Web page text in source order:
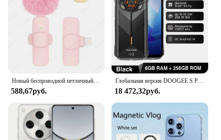
Новый беспроводной петличный микрофон, портативный мини-микрофон для записи аудио и видео для iPhone, Android, ПК, камеры, игрового телефона для прямой трансляции
588,67руб.
Глобальная версия DOOGEE S Punk Прочный телефон 6 ГБ + 256 ГБ 6,58 дюйма 60 Гц 34 мм Большой светодиодный светильник Speake 10800 мАч Android 14 Мобильные телефоны
18 472,32руб.